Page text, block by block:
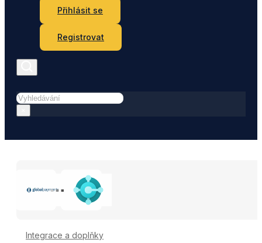
Přihlásit se
Registrovat
Hledat
Integrace a doplňky